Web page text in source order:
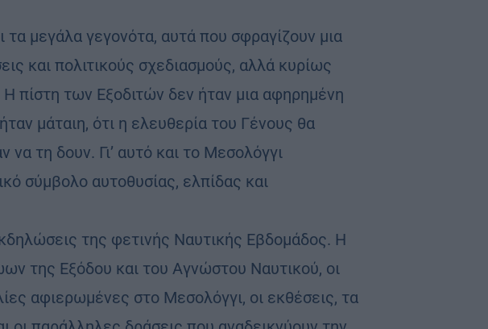
τα μεγάλα γεγονότα, αυτά που σφραγίζουν μια
και πολιτικούς σχεδιασμούς, αλλά κυρίως
πίστη των Εξοδιτών δεν ήταν μια αφηρημένη
μάταιη, ότι η ελευθερία του Γένους θα
να τη δουν. Γι’ αυτό και το Μεσολόγγι
σύμβολο αυτοθυσίας, ελπίδας και
της φετινής Ναυτικής Εβδομάδος. Η
της Εξόδου και του Αγνώστου Ναυτικού, οι
αφιερωμένες στο Μεσολόγγι, οι εκθέσεις, τα